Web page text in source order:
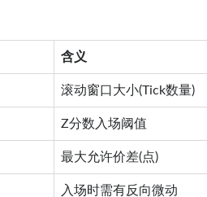
含义
滚动窗口大小(Tick数量)
Z分数入场阈值
最大允许价差(点)
入场时需有反向微动